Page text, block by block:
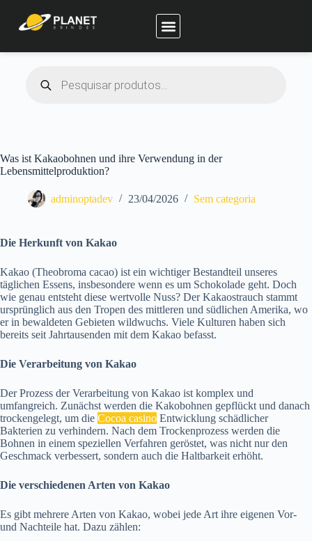
Was ist Kakaobohnen und ihre Verwendung in der
Lebensmittelproduktion?
adminoptadev 23/04/2026 Sem categoria
Die Herkunft von Kakao
Kakao (Theobroma cacao) ist ein wichtiger Bestandteil unseres
täglichen Essens, insbesondere wenn es um Schokolade geht. Doch
wie genau entsteht diese wertvolle Nuss? Der Kakaostrauch stammt
ursprünglich aus den Tropen des mittleren und südlichen Amerika, wo
er in bewaldeten Gebieten wildwuchs. Viele Kulturen haben sich
bereits seit Jahrtausenden mit dem Kakao befasst.
Die Verarbeitung von Kakao
Der Prozess der Verarbeitung von Kakao ist komplex und
umfangreich. Zunächst werden die Kakobohnen gepflückt und danach
trockengelegt, um die Cocoa casino Entwicklung schädlicher
Bakterien zu verhindern. Nach dem Trockenprozess werden die
Bohnen in einem speziellen Verfahren geröstet, was nicht nur den
Geschmack verbessert, sondern auch die Haltbarkeit erhöht.
Die verschiedenen Arten von Kakao
Es gibt mehrere Arten von Kakao, wobei jede Art ihre eigenen Vor-
und Nachteile hat. Dazu zählen: